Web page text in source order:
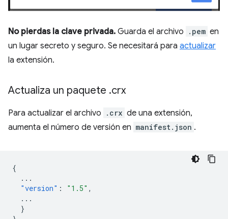
No pierdas la clave privada. Guarda el archivo .pem en
un lugar secreto y seguro. Se necesitará para actualizar
la extensión.
Actualiza un paquete .crx
Para actualizar el archivo .crx de una extensión,
aumenta el número de versión en manifest.json .
{
...
"version" : "1.5" ,
...
}